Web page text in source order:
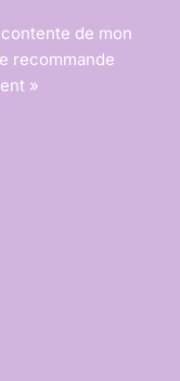
de mon
recommande
»